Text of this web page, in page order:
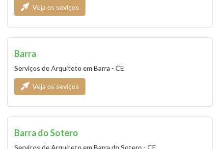
Veja os seviços
Barra
Serviços de Arquiteto em Barra - CE
Veja os seviços
Barra do Sotero
Serviços de Arquiteto em Barra do Sotero - CE